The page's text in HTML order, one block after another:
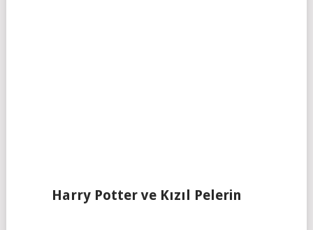
Harry Potter ve Kızıl Pelerin